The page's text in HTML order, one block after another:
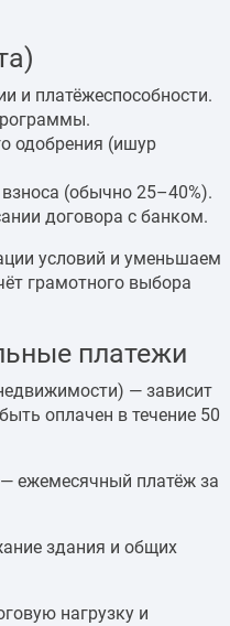
и платёжеспособности.
одобрения (ишур
(обычно 25–40%).
договора с банком.
условий и уменьшаем
грамотного выбора
платежи
— зависит
оплачен в течение 50
ежемесячный платёж за
здания и общих
нагрузку и